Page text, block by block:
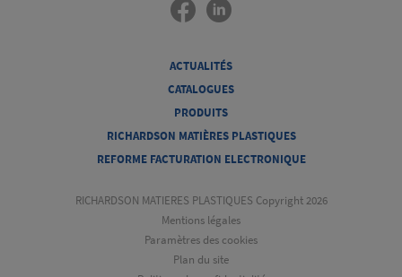
ACTUALITÉS
CATALOGUES
PRODUITS
RICHARDSON MATIÈRES PLASTIQUES
REFORME FACTURATION ELECTRONIQUE
RICHARDSON MATIERES PLASTIQUES Copyright 2026
Mentions légales
Paramètres des cookies
Plan du site